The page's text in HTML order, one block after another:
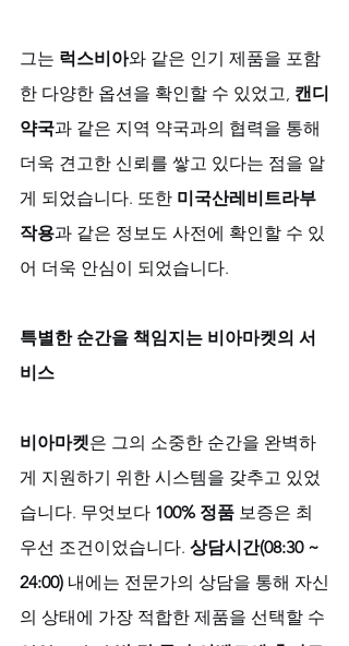
그는 럭스비아와 같은 인기 제품을 포함
한 다양한 옵션을 확인할 수 있었고, 캔디
약국과 같은 지역 약국과의 협력을 통해
더욱 견고한 신뢰를 쌓고 있다는 점을 알
게 되었습니다. 또한 미국산레비트라부
작용과 같은 정보도 사전에 확인할 수 있
어 더욱 안심이 되었습니다.
특별한 순간을 책임지는 비아마켓의 서
비스
비아마켓은 그의 소중한 순간을 완벽하
게 지원하기 위한 시스템을 갖추고 있었
습니다. 무엇보다 100% 정품 보증은 최
우선 조건이었습니다. 상담시간(08:30 ~
24:00) 내에는 전문가의 상담을 통해 자신
의 상태에 가장 적합한 제품을 선택할 수